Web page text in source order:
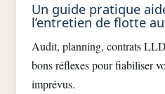
Un guide pratique
l’entretien de flotte
Audit, planning, contrats
bons réflexes pour fiabiliser
imprévus.